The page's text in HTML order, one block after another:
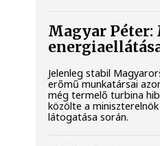
Magyar Péter:
Jelenleg stabil
erőmű munkatársai
még termelő turbina
közölte a
látogatása során.